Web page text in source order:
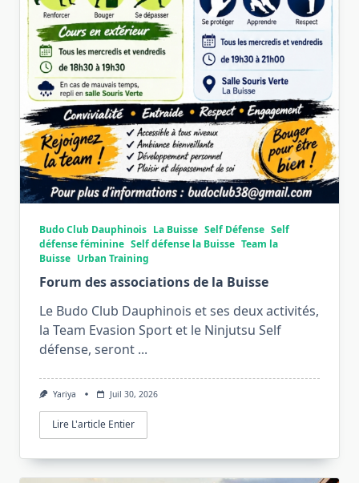
Budo Club Dauphinois La Buisse Self Défense Self
défense féminine Self défense la Buisse Team la
Buisse Urban Training
Forum des associations de la Buisse
Le Budo Club Dauphinois et ses deux activités,
la Team Evasion Sport et le Ninjutsu Self
défense, seront ...
Yariya Juil 30, 2026
Lire L'article Entier